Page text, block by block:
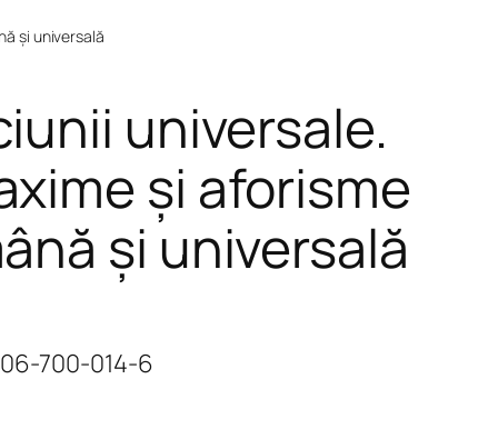
și universală
universale.
și aforisme
și universală
700-014-6